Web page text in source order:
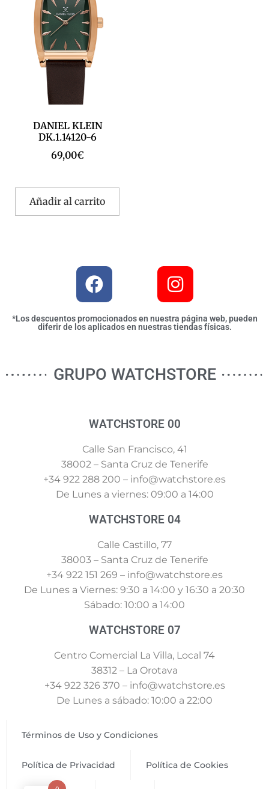
DANIEL KLEIN
DK.1.14120-6
69,00€
Añadir al carrito
*Los descuentos promocionados en nuestra página web, pueden
diferir de los aplicados en nuestras tiendas físicas.
GRUPO WATCHSTORE
WATCHSTORE 00
Calle San Francisco, 41
38002 – Santa Cruz de Tenerife
+34 922 288 200 – info@watchstore.es
De Lunes a viernes: 09:00 a 14:00
WATCHSTORE 04
Calle Castillo, 77
38003 – Santa Cruz de Tenerife
+34 922 151 269 – info@watchstore.es
De Lunes a Viernes: 9:30 a 14:00 y 16:30 a 20:30
Sábado: 10:00 a 14:00
WATCHSTORE 07
Centro Comercial La Villa, Local 74
38312 – La Orotava
+34 922 326 370 – info@watchstore.es
De Lunes a sábado: 10:00 a 22:00
Términos de Uso y Condiciones
Política de Privacidad Política de Cookies